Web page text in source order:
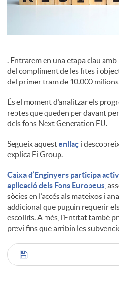
. Entrarem en una etapa clau
del compliment de les fites i
del primer tram de 10.000 milions
És el moment d’analitzar els
reptes que queden per davant
dels fons Next Generation EU.
Segueix aquestenllaç i
explica Fi Group.
Caixa d’Enginyers participa
aplicació dels Fons Europeus ,
sòcies en l’accés als mateixos i
addicional que puguin requerir
escollits. A més, l’Entitat també
previ fins que arribin les
C